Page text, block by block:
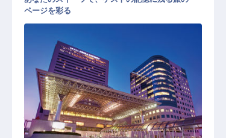
パティシエ スーシェフ
ページを彩る